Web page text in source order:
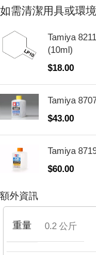
如需清潔用具或環
Tamiya
(10ml)
$18.00
Tamiya
$43.00
Tamiya
$60.00
額外資訊
重量 0.2 公斤